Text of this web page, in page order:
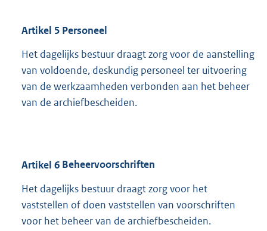
Artikel 5 Personeel
Het dagelijks bestuur draagt zorg voor de aanstelling
van voldoende, deskundig personeel ter uitvoering
van de werkzaamheden verbonden aan het beheer
van de archiefbescheiden.
Artikel 6 Beheervoorschriften
Het dagelijks bestuur draagt zorg voor het
vaststellen of doen vaststellen van voorschriften
voor het beheer van de archiefbescheiden.